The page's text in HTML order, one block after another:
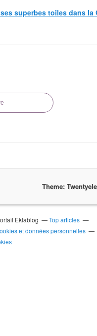
superbes toiles dans la
Theme:
Eklablog
Top articles
et données personnelles